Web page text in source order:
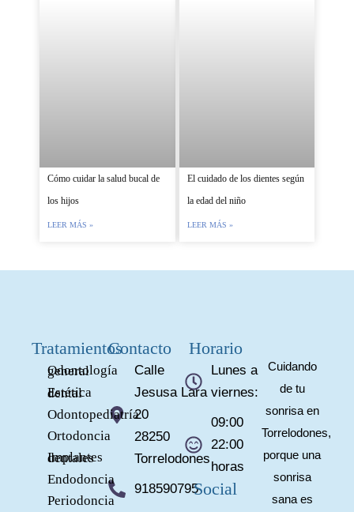
Cómo cuidar la salud bucal de
los hijos
LEER MÁS »
El cuidado de los dientes según
la edad del niño
LEER MÁS »
Tratamientos
Odontología general
Estética dental
Odontopediatría
Ortodoncia
Implantes dentales
Endodoncia
Periodoncia
Contacto
Calle
Jesusa Lara
20
28250
Torrelodones
918590795
Horario
Lunes a
viernes:
09:00
22:00
horas
Social
Cuidando
de tu
sonrisa en
Torrelodones,
porque una
sonrisa
sana es